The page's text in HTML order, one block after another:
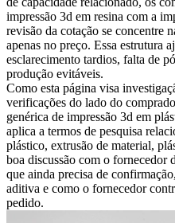
impressão 3d em resina com a
revisão da cotação se concentre
apenas no preço. Essa estrutura
esclarecimento tardios, falta de
produção evitáveis.
Como esta página visa
verificações do lado do
genérica de impressão 3d em
aplica a termos de pesquisa
plástico, extrusão de material,
boa discussão com o fornecedor
que ainda precisa de
aditiva e como o fornecedor
pedido.